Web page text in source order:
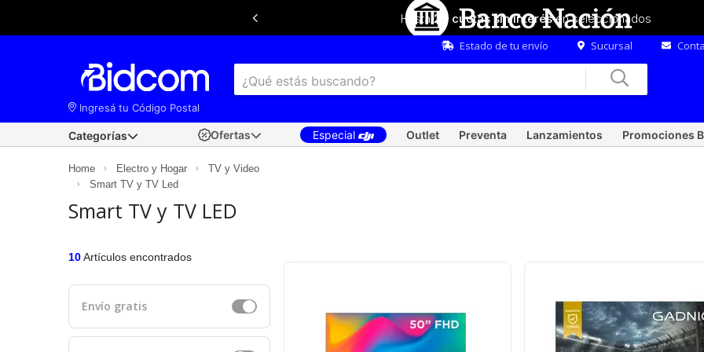
Hasta 20 cuotas sin interésen seleccionados
Estado de tu envío Sucursal
Ingresá tu Código Postal
mejores ofertas de envío y retiro disponibles
según tu ubicación.
×
Ofertas Especial Outlet Preventa Lanzamientos Promociones
Categorías
Home Electro y Hogar
TV y Video
Smart TV y TV Led
Smart TV y TV LED
10Artículos encontrados
Envío gratis